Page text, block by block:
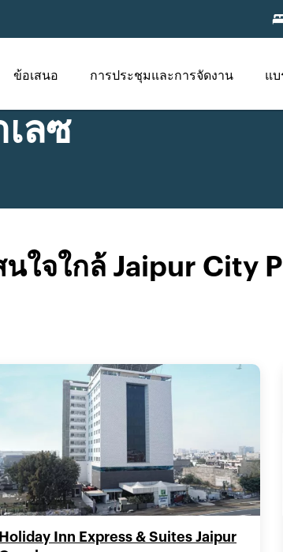
ข้อเสนอ การประชุมและการจัดงาน แบ
ลซ
นใจใกล้ Jaipur City
Holiday Inn Express & Suites Jaipur